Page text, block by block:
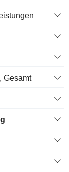
Gesamt